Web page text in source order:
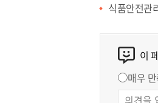
식품안전관
이
매우